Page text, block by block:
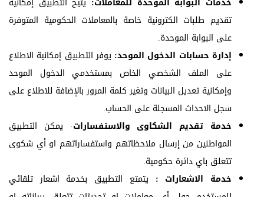
تقديم طلبات الكترونية خاصة بالمعاملات الحكومية المتوفرة
على البوابة الموحدة.
إدارة حسابات الدخول الموحد: يوفر التطبيق إمكانية الاطلاع
على الملف الشخصي الخاص بمستخدمي الدخول الموحد
وإمكانية تعديل البيانات وتغير كلمة المرور بالإضافة للاطلاع على
سجل الاحداث المسجلة على الحساب.
خدمة تقديم الشكاوى والاستفسارات· يمكن التطبيق
المواطنين من إرسال ملاحظاتهم واستفساراتهم او أي شكوى
تتعلق باي دائرة حكومية.
خدمة الاشعارات : يتمتع التطبيق بخدمة اشعار تلقائي